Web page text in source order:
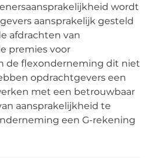
wordt
aansprakelijk gesteld
afdrachten van
premies voor
de flexonderneming dit niet
opdrachtgevers een
met een betrouwbaar
aansprakelijkheid te
een G-rekening